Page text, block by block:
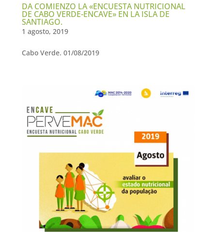
DA COMIENZO LA «ENCUESTA NUTRICIONAL
DE CABO VERDE-ENCAVE» EN LA ISLA DE
SANTIAGO.
1 agosto, 2019
Cabo Verde. 01/08/2019